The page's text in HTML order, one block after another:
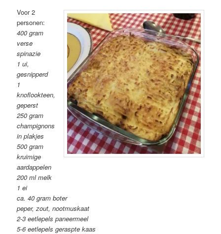
Voor 2
personen:
400 gram
verse
spinazie
1 ui,
gesnipperd
1
knoflookteen,
geperst
250 gram
champignons
in plakjes
500 gram
kruimige
aardappelen
200 ml melk
1 ei
ca. 40 gram boter
peper, zout, nootmuskaat
2-3 eetlepels paneermeel
5-6 eetlepels geraspte kaas